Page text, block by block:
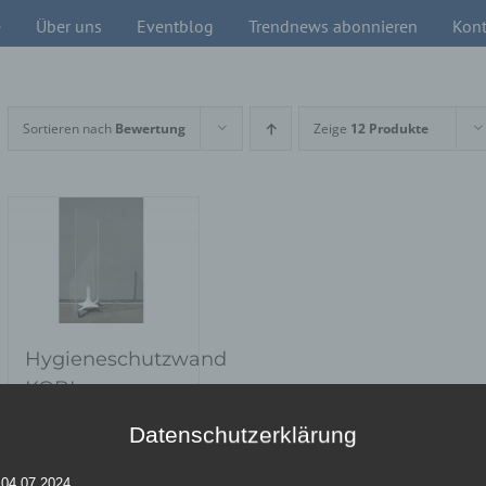
Über uns Eventblog Trendnews abonnieren
Sortieren nach Bewertung Zeige 12 Produkte
Hygieneschutzwand
KOBI
Datenschutzerklärung